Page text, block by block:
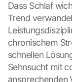
Dass Schlaf
Trend
chronischem
schnellen
Sehnsucht mit
ansprechenden